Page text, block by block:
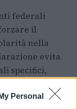
Personal
federali
il
nella
evita
specifici,
autorità